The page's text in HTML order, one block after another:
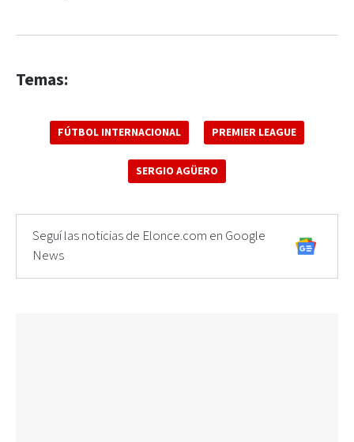
Temas:
FÚTBOL INTERNACIONAL PREMIER LEAGUE
SERGIO AGÜERO
Seguí las noticias de Elonce.com en Google
News